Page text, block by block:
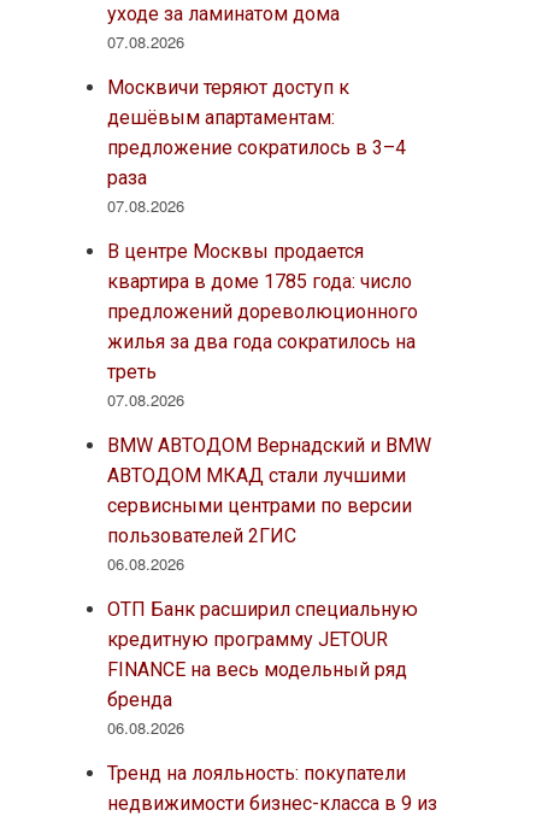
уходе за ламинатом дома
07.08.2026
Москвичи теряют доступ к
дешёвым апартаментам:
предложение сократилось в 3–4
раза
07.08.2026
В центре Москвы продается
квартира в доме 1785 года: число
предложений дореволюционного
жилья за два года сократилось на
треть
07.08.2026
BMW АВТОДОМ Вернадский и BMW
АВТОДОМ МКАД стали лучшими
сервисными центрами по версии
пользователей 2ГИС
06.08.2026
ОТП Банк расширил специальную
кредитную программу JETOUR
FINANCE на весь модельный ряд
бренда
06.08.2026
Тренд на лояльность: покупатели
недвижимости бизнес-класса в 9 из